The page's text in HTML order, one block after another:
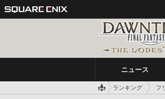
ニュース
ランキング フ